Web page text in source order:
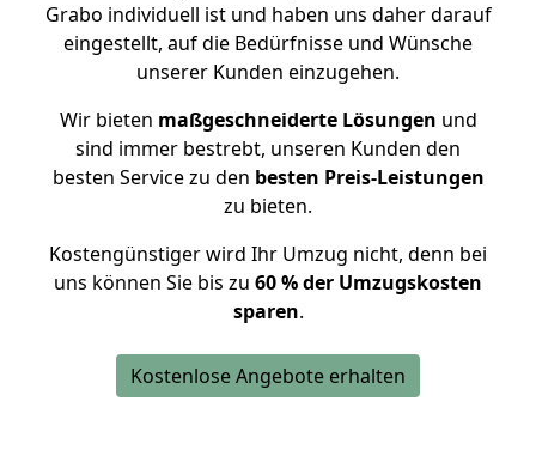
Grabo individuell ist und haben uns daher darauf
eingestellt, auf die Bedürfnisse und Wünsche
unserer Kunden einzugehen.
Wir bieten maßgeschneiderte Lösungen und
sind immer bestrebt, unseren Kunden den
besten Service zu den besten Preis-Leistungen
zu bieten.
Kostengünstiger wird Ihr Umzug nicht, denn bei
uns können Sie bis zu 60 % der Umzugskosten
sparen.
Kostenlose Angebote erhalten